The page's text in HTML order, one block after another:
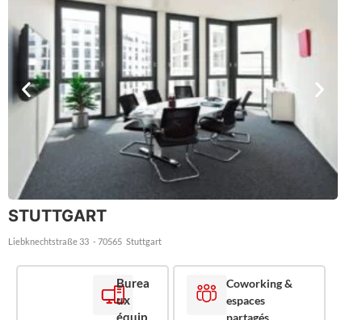
STUTTGART
Liebknechtstraße 33 - 70565 Stuttgart
Burea
ux
équip
Coworking &
espaces
partagés